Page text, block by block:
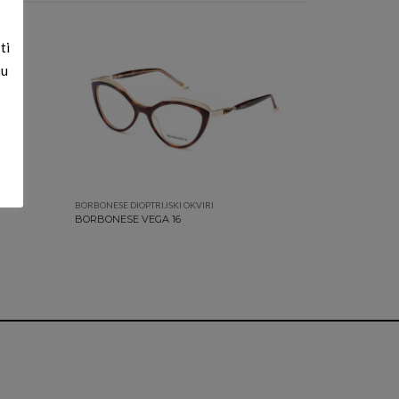
BORBONESE DIOPTRIJSKI OKVIRI
BORBONESE VEGA 16